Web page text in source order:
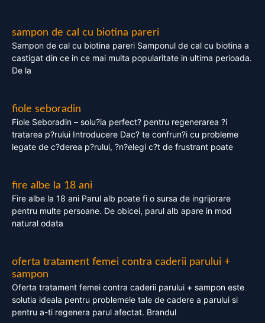
sampon de cal cu biotina pareri
Sampon de cal cu biotina pareri Samponul de cal cu biotina a
castigat din ce in ce mai multa popularitate in ultima perioada.
De la
fiole seboradin
Fiole Seboradin – solu?ia perfect? pentru regenerarea ?i
tratarea p?rului Introducere Dac? te confrun?i cu probleme
legate de c?derea p?rului, ?n?elegi c?t de frustrant poate
fire albe la 18 ani
Fire albe la 18 ani Parul alb poate fi o sursa de ingrijorare
pentru multe persoane. De obicei, parul alb apare in mod
natural odata
oferta tratament femei contra caderii parului +
sampon
Oferta tratament femei contra caderii parului + sampon este
solutia ideala pentru problemele tale de cadere a parului si
pentru a-ti regenera parul afectat. Brandul